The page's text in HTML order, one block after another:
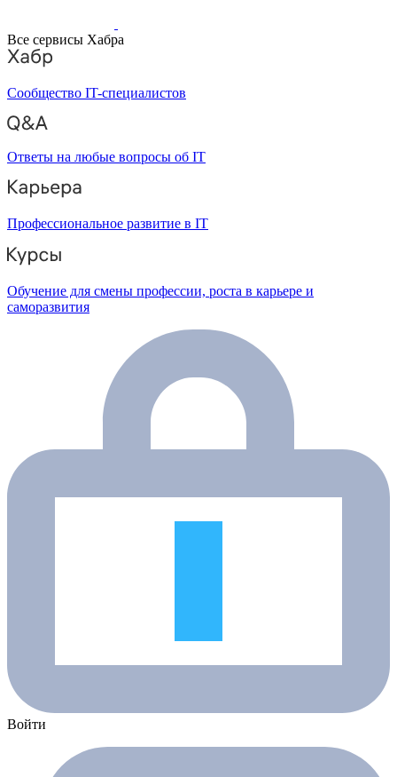
Все сервисы Хабра
Сообщество IT-специалистов
Ответы на любые вопросы об IT
Профессиональное развитие в IT
Обучение для смены профессии, роста в карьере и
саморазвития
Войти